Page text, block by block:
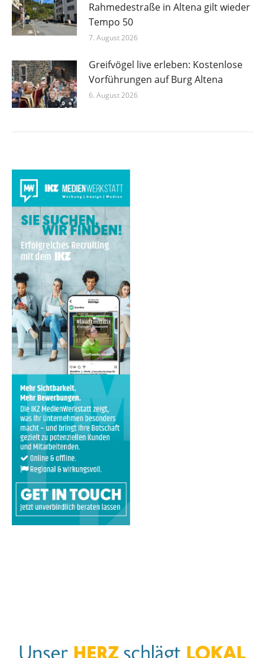
Rahmedestraße in Altena gilt wieder
Tempo 50
7. August 2026
Greifvögel live erleben: Kostenlose
Vorführungen auf Burg Altena
6. August 2026